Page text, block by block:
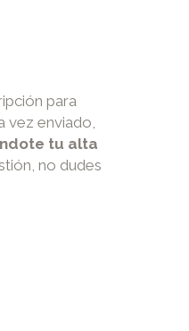
para
vez enviado,
tu alta
no dudes